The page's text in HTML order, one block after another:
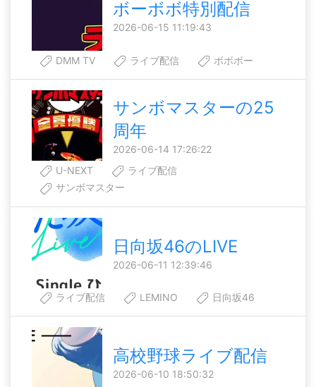
ボーボボ特別配信
2026-06-15 11:19:43
DMM TV ライブ配信 ボボボー
サンボマスターの25
周年
2026-06-14 17:26:22
U-NEXT
ライブ配信
サンボマスター
日向坂46のLIVE
2026-06-11 12:39:46
ライブ配信 LEMINO 日向坂46
高校野球ライブ配信
2026-06-10 18:50:32